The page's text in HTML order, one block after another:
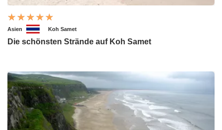
Asien Koh Samet
Die schönsten Strände auf Koh Samet